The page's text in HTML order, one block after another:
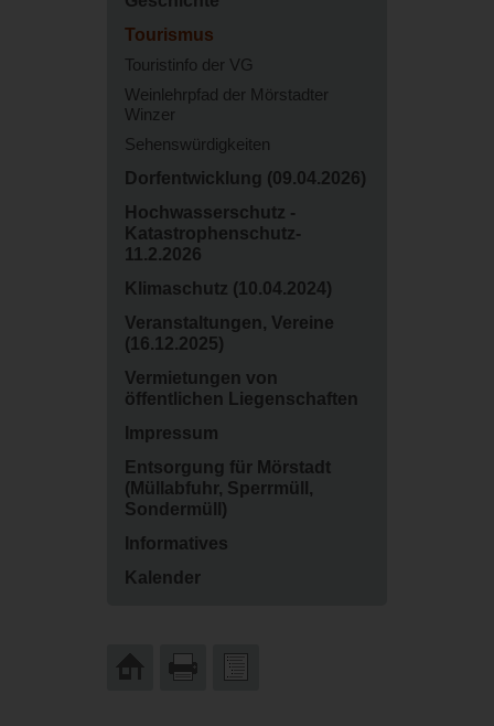
Tourismus
Touristinfo der VG
Weinlehrpfad der Mörstadter
Winzer
Sehenswürdigkeiten
Dorfentwicklung (09.04.2026)
Hochwasserschutz -
Katastrophenschutz-
11.2.2026
Klimaschutz (10.04.2024)
Veranstaltungen, Vereine
(16.12.2025)
Vermietungen von
öffentlichen Liegenschaften
Impressum
Entsorgung für Mörstadt
(Müllabfuhr, Sperrmüll,
Sondermüll)
Informatives
Kalender